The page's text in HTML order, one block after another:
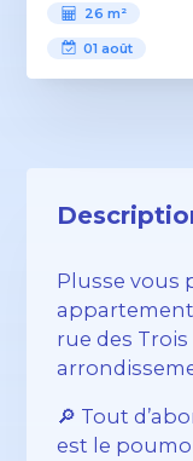
26 m²
01 août
Plusse vous
rue des Trois
🔎 Tout
est le